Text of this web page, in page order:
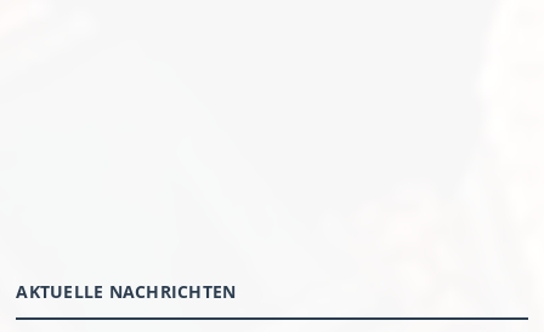
AKTUELLE NACHRICHTEN